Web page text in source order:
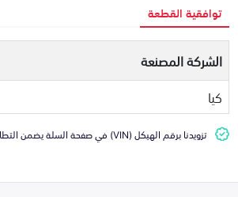
توافقية القطعة
الشركة المصنعة
كيا
تزويدنا برقم الهيكل (VIN) في صفحة السلة يضمن التطابق التام للقطعة مع سيارتك